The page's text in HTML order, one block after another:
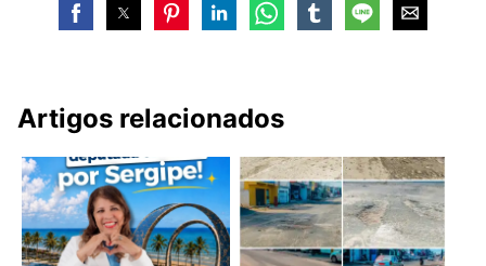
Artigos relacionados